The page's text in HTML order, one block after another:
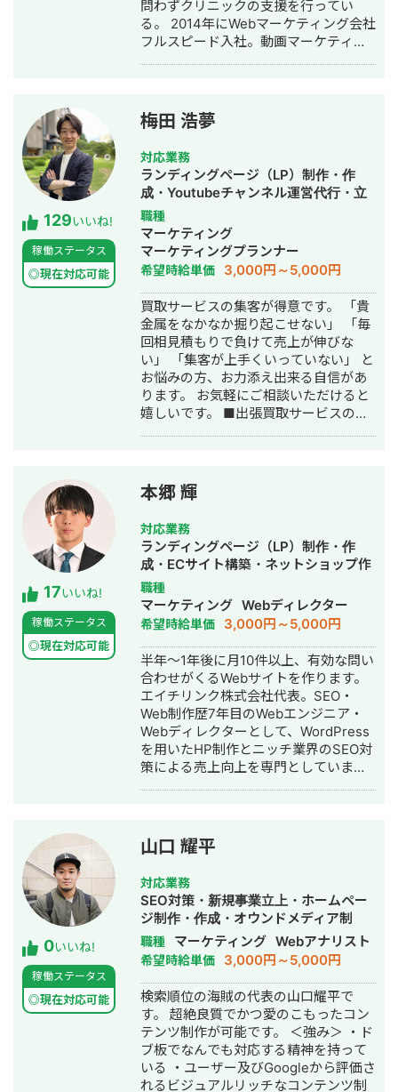
問わずクリニックの支援を行ってい
る。 2014年にWebマーケティング会社
フルスピード入社。動画マーケティン
独立。 独立後はフリーランスとなり、
フロントエンドエンジニア兼総合Web
マーケターとして活動。現在はWebコ
ンサルティング会社を創設し、法人と
してStockSunに参画。
129いいね!
稼働ステータス
◎現在対応可能
梅田 浩夢
対応業務
ランディングページ（LP）制作・作
成・Youtubeチャンネル運営代行・立
ち上げ・SEO対策・SNS運用代行・記
事作成代行・ライティング・ホームペ
ージ制作・作成・リスティング広告運
用代行・オウンドメディア制作・構
築・運用代行
職種
マーケティング
マーケティングプランナー
希望時給単価 3,000円～5,000円
買取サービスの集客が得意です。 「貴
金属をなかなか掘り起こせない」 「毎
回相見積もりで負けて売上が伸びな
い」 「集客が上手くいっていない」 と
お悩みの方、お力添え出来る自信があ
ります。 お気軽にご相談いただけると
嬉しいです。 ■出張買取サービスの集
ケ支援会社（当時社員7名）にインター
ンとして参画し、案件獲得に向けた自
社集客（SEO・Web広告運用・LP制
作・YouTubeチャンネル運用・メール
マーケティング等）を担当。 2022年3
月 名古屋大学理学部数学科卒。 2022
年4月〜 Webマーケ会社勤務。人材
系クライアントを主に担当。 2024年11
月 これまでの経験を活かして独立し、
株式会社プラマーケを設立。 ホームペ
ージ：https://plumarke.co.jp/ ■実績
（※一部抜粋） #広告運用 ・出張買取
サービスにて、ROAS350%など、好調
な事例が複数あり。 ・StockSun営業
代行サービス「カリトルくん」、
StockSunサロンの広告運用を担当。
・ベンチャー企業~大手企業のWebマ
ーケティング支援に携わり、Web広告
・インターン先にて自社サイトのSEO
対策を1人で担当し、月間アクセス数を
約7倍(3,000→約22,000)、月間問い合
わせ件数を1件から4〜5件まで成長。
・人材系SEOメディアにてKW「商標名
+評判」で1位、「転職エージェント お
すすめ」で10位以内を獲得。
#YouTube ・法人向けYouTubeチャン
ネル運営に立ち上げ時から携わり、チ
ャンネル登録者数4,000人、月間商談獲
得10〜15件達成。 →企画、台本作成、
撮影、編集、分析全て担当。 ■ 主な経
験業界 ・買取サービス ・不用品回収
・人材紹介：toC/toBいずれも経験あり
17いいね!
稼働ステータス
◎現在対応可能
本郷 輝
対応業務
ランディングページ（LP）制作・作
成・ECサイト構築・ネットショップ作
成代行・SEO対策・記事作成代行・ラ
イティング・ホームページ制作・作
成・オウンドメディア制作・構築・運
用代行
職種
マーケティング Webディレクター
希望時給単価 3,000円～5,000円
半年～1年後に月10件以上、有効な問い
合わせがくるWebサイトを作ります。
エイチリンク株式会社代表。SEO・
Web制作歴7年目のWebエンジニア・
Webディレクターとして、WordPress
を用いたHP制作とニッチ業界のSEO対
策による売上向上を専門としていま
した。SEO対策においては、ゼロから
立ち上げた新規サイトをニッチ市場で
サービスキーワード検索1位に導き、月
間1.5万PV、月商500万円の売上を実現
した実績があります。 エンジニア知識
を持ったSEOディレクターとして、大
量のページを作成するようないわゆる
データベース型のサイトの構築も得意
です。 競合が対応しきれないような細
かいキーワードまで対策して、お問合
せにつなげる戦略でお客様の売上に貢
献します。 少し珍しいキャリアの特徴
として、Fリーグ（フットサル日本トッ
プリーグ）のエスポラーダ北海道、バ
サジィ大分でプロ選手として活動しな
0いいね!
稼働ステータス
◎現在対応可能
山口 耀平
対応業務
SEO対策・新規事業立上・ホームペー
ジ制作・作成・オウンドメディア制
作・構築・運用代行
職種 マーケティング Webアナリスト
希望時給単価 3,000円～5,000円
検索順位の海賊の代表の山口耀平で
す。 超絶良質でかつ愛のこもったコン
テンツ制作が可能です。 ＜強み＞ ・ド
ブ板でなんでも対応する精神を持って
いる ・ユーザー及びGoogleから評価さ
れるビジュアルリッチなコンテンツ制